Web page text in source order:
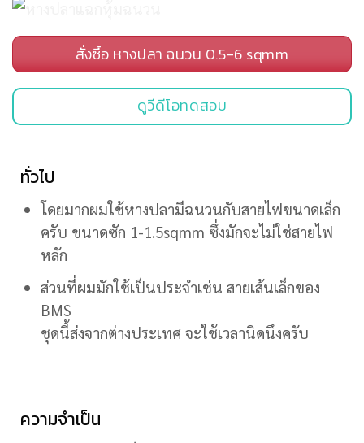
สั่งซื้อ หางปลา ฉนวน 0.5-6 sqmm
ดูวีดีโอทดสอบ
ทั่วไป
โดยมากผมใช้หางปลามีฉนวนกับสายไฟขนาดเล็ก
ครับ ขนาดซัก 1-1.5sqmm ซึ่งมักจะไม่ใช่สายไฟ
หลัก
ส่วนที่ผมมักใช้เป็นประจำเช่น สายเส้นเล็กของ
BMS
ชุดนี้ส่งจากต่างประเทศ จะใช้เวลานิดนึงครับ
ความจำเป็น